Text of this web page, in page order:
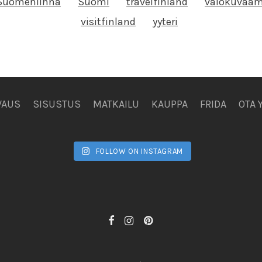
visitfinland
yyteri
SISUSTUS MATKAILU KAUPPA FRIDA OTA
FOLLOW ON INSTAGRAM